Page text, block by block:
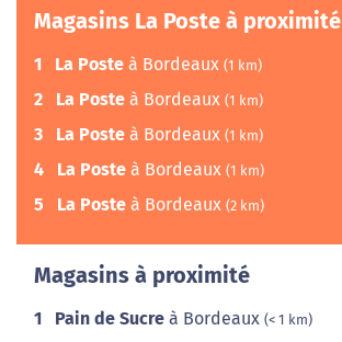
Magasins La Poste à proximité
1 La Poste à Bordeaux (1 km)
2 La Poste à Bordeaux (1 km)
3 La Poste à Bordeaux (1 km)
4 La Poste à Bordeaux (1 km)
5 La Poste à Bordeaux (2 km)
Magasins à proximité
1 Pain de Sucre à Bordeaux (< 1 km)